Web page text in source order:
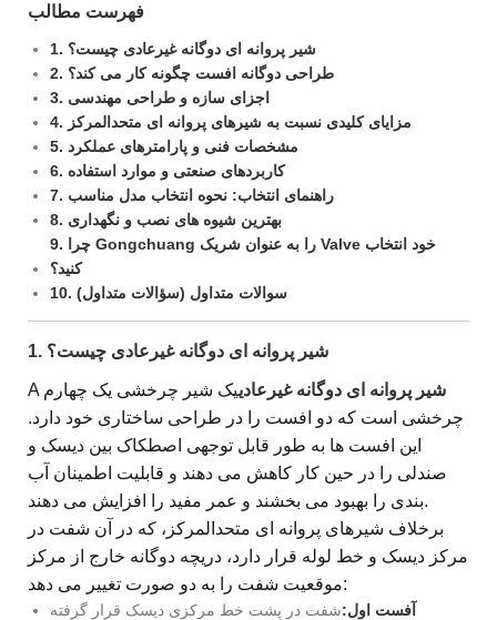
فهرست مطالب
1. شیر پروانه ای دوگانه غیرعادی چیست؟
2. طراحی دوگانه افست چگونه کار می کند؟
3. اجزای سازه و طراحی مهندسی
4. مزایای کلیدی نسبت به شیرهای پروانه ای متحدالمرکز
5. مشخصات فنی و پارامترهای عملکرد
6. کاربردهای صنعتی و موارد استفاده
7. راهنمای انتخاب: نحوه انتخاب مدل مناسب
8. بهترین شیوه های نصب و نگهداری
9. چرا Gongchuang را به عنوان شریک Valve خود انتخاب
کنید؟
10. سوالات متداول (سؤالات متداول)
1. شیر پروانه ای دوگانه غیرعادی چیست؟
A شیر پروانه ای دوگانه غیرعادییک شیر چرخشی یک چهارم
چرخشی است که دو افست را در طراحی ساختاری خود دارد.
این افست ها به طور قابل توجهی اصطکاک بین دیسک و
صندلی را در حین کار کاهش می دهند و قابلیت اطمینان آب
بندی را بهبود می بخشند و عمر مفید را افزایش می دهند.
برخلاف شیرهای پروانه ای متحدالمرکز، که در آن شفت در
مرکز دیسک و خط لوله قرار دارد، دریچه دوگانه خارج از مرکز
موقعیت شفت را به دو صورت تغییر می دهد:
آفست اول:شفت در پشت خط مرکزی دیسک قرار گرفته